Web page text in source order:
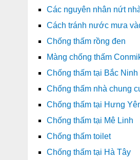
Các nguyên nhân nứt
Cách tránh nước mưa
Chống thấm rồng đen
Màng chống thấm
Chống thấm tại Bắc Ninh
Chống thấm nhà chung
Chống thấm tại Hưng
Chống thấm tại Mê Linh
Chống thấm toilet
Chống thấm tại Hà Tây